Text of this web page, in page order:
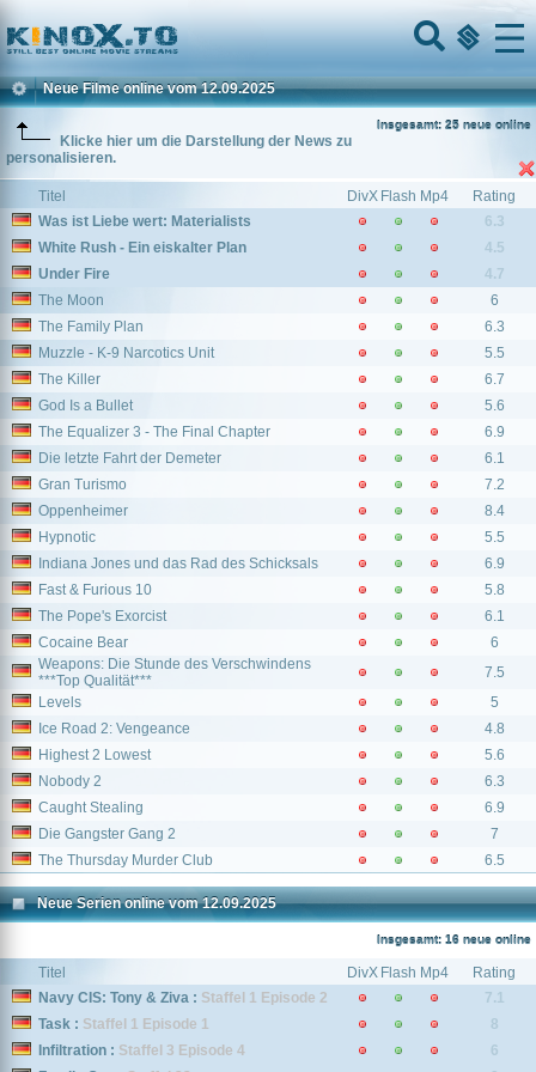
Home
Menu
Neue Filme online vom 12.09.2025
Insgesamt: 25 neue online
Klicke hier um die Darstellung der News zu
personalisieren.
Titel DivX Flash Mp4
Rating
Was ist Liebe wert: Materialists
6.3
White Rush - Ein eiskalter Plan
4.5
Under Fire
4.7
The Moon
6
The Family Plan
6.3
Muzzle - K-9 Narcotics Unit
5.5
The Killer
6.7
God Is a Bullet
5.6
The Equalizer 3 - The Final Chapter
6.9
Die letzte Fahrt der Demeter
6.1
Gran Turismo
7.2
Oppenheimer
8.4
Hypnotic
5.5
Indiana Jones und das Rad des Schicksals
6.9
Fast & Furious 10
5.8
The Pope's Exorcist
6.1
Cocaine Bear
6
Weapons: Die Stunde des Verschwindens
***Top Qualität***
7.5
Levels
5
Ice Road 2: Vengeance
4.8
Highest 2 Lowest
5.6
Nobody 2
6.3
Caught Stealing
6.9
Die Gangster Gang 2
7
The Thursday Murder Club
6.5
Neue Serien online vom 12.09.2025
Insgesamt: 16 neue online
Titel DivX Flash Mp4
Rating
Navy CIS: Tony & Ziva : Staffel 1 Episode 2
7.1
Task : Staffel 1 Episode 1
8
Infiltration : Staffel 3 Episode 4
6